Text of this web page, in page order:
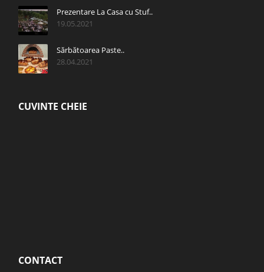
Prezentare La Casa cu Stuf..
19.05.2021
Sărbătoarea Paste..
28.04.2021
CUVINTE CHEIE
CONTACT